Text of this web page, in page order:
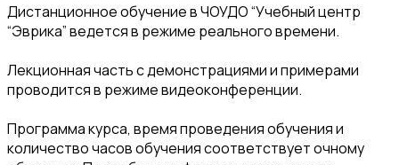
Дистанционное обучение в ЧОУДО “Учебный центр
“Эврика” ведется в режиме реального времени.
Лекционная часть с демонстрациями и примерами
проводится в режиме видеоконференции.
Программа курса, время проведения обучения и
количество часов обучения соответствует очному